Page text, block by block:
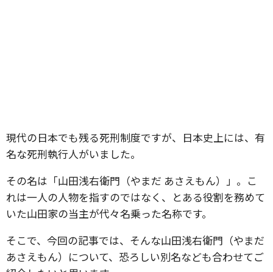
現代の日本でも残る死刑制度ですが、日本史上には、有
名な死刑執行人がいました。
その名は「山田浅右衛門（やまだ あさえもん）」。こ
れは一人の人物を指すのではなく、とある役割を務めて
いた山田家の当主が代々名乗った名称です。
そこで、今回の記事では、そんな山田浅右衛門（やまだ
あさえもん）について、恐ろしい別名なども合わせてご